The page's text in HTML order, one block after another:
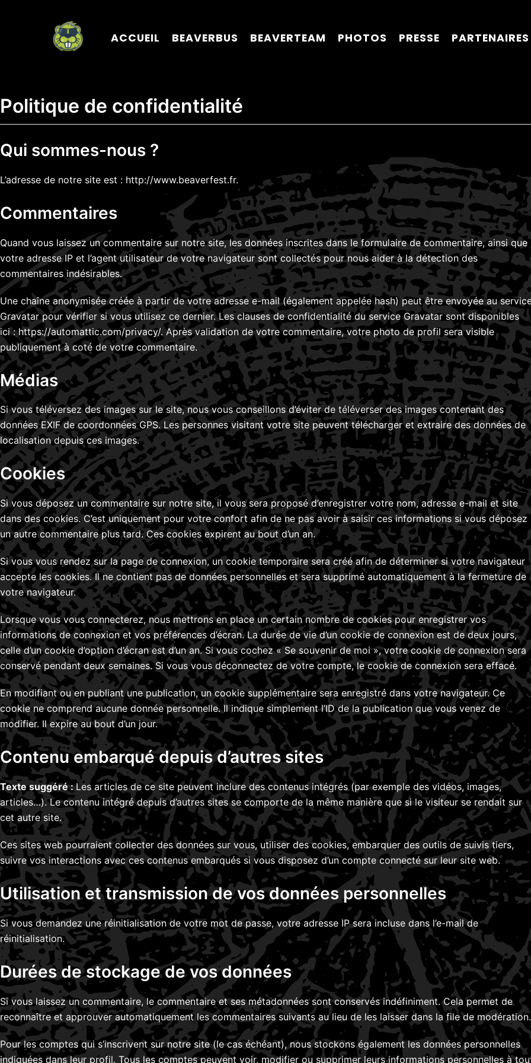
ACCUEIL BEAVERBUS BEAVERTEAM PHOTOS PRESSE PARTENAIRES
Politique de confidentialité
Qui sommes-nous ?
L’adresse de notre site est : http://www.beaverfest.fr.
Commentaires
Quand vous laissez un commentaire sur notre site, les données inscrites dans le formulaire de commentaire, ainsi que
votre adresse IP et l’agent utilisateur de votre navigateur sont collectés pour nous aider à la détection des
commentaires indésirables.
Une chaîne anonymisée créée à partir de votre adresse e-mail (également appelée hash) peut être envoyée au
Gravatar pour vérifier si vous utilisez ce dernier. Les clauses de confidentialité du service Gravatar sont disponibles
ici : https://automattic.com/privacy/. Après validation de votre commentaire, votre photo de profil sera visible
publiquement à coté de votre commentaire.
Médias
Si vous téléversez des images sur le site, nous vous conseillons d’éviter de téléverser des images contenant des
données EXIF de coordonnées GPS. Les personnes visitant votre site peuvent télécharger et extraire des données de
localisation depuis ces images.
Cookies
Si vous déposez un commentaire sur notre site, il vous sera proposé d’enregistrer votre nom, adresse e-mail et site
dans des cookies. C’est uniquement pour votre confort afin de ne pas avoir à saisir ces informations si vous déposez
un autre commentaire plus tard. Ces cookies expirent au bout d’un an.
Si vous vous rendez sur la page de connexion, un cookie temporaire sera créé afin de déterminer si votre navigateur
accepte les cookies. Il ne contient pas de données personnelles et sera supprimé automatiquement à la fermeture de
votre navigateur.
Lorsque vous vous connecterez, nous mettrons en place un certain nombre de cookies pour enregistrer vos
informations de connexion et vos préférences d’écran. La durée de vie d’un cookie de connexion est de deux jours,
celle d’un cookie d’option d’écran est d’un an. Si vous cochez « Se souvenir de moi », votre cookie de connexion sera
conservé pendant deux semaines. Si vous vous déconnectez de votre compte, le cookie de connexion sera effacé.
En modifiant ou en publiant une publication, un cookie supplémentaire sera enregistré dans votre navigateur. Ce
cookie ne comprend aucune donnée personnelle. Il indique simplement l’ID de la publication que vous venez de
modifier. Il expire au bout d’un jour.
Contenu embarqué depuis d’autres sites
Texte suggéré :Les articles de ce site peuvent inclure des contenus intégrés (par exemple des vidéos, images,
articles…). Le contenu intégré depuis d’autres sites se comporte de la même manière que si le visiteur se rendait sur
cet autre site.
Ces sites web pourraient collecter des données sur vous, utiliser des cookies, embarquer des outils de suivis tiers,
suivre vos interactions avec ces contenus embarqués si vous disposez d’un compte connecté sur leur site web.
Utilisation et transmission de vos données personnelles
Si vous demandez une réinitialisation de votre mot de passe, votre adresse IP sera incluse dans l’e-mail de
réinitialisation.
Durées de stockage de vos données
Si vous laissez un commentaire, le commentaire et ses métadonnées sont conservés indéfiniment. Cela permet de
reconnaître et approuver automatiquement les commentaires suivants au lieu de les laisser dans la file de modération.
Pour les comptes qui s’inscrivent sur notre site (le cas échéant), nous stockons également les données personnelles
indiquées dans leur profil. Tous les comptes peuvent voir, modifier ou supprimer leurs informations personnelles à